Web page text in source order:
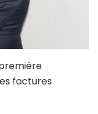
factures